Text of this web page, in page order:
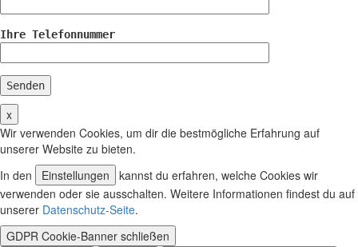
Ihre Telefonnummer
Senden
x
Wir verwenden Cookies, um dir die bestmögliche Erfahrung auf
unserer Website zu bieten.
In den
Einstellungen
kannst du erfahren, welche Cookies wir
verwenden oder sie ausschalten. Weitere Informationen findest du auf
unserer Datenschutz-Seite.
GDPR Cookie-Banner schließen